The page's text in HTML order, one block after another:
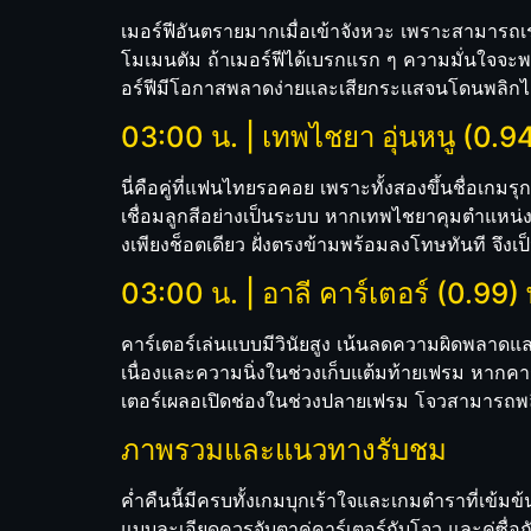
เมอร์ฟีอันตรายมากเมื่อเข้าจังหวะ เพราะสามา
โมเมนตัม ถ้าเมอร์ฟีได้เบรกแรก ๆ ความมั่นใจจะ
อร์ฟีมีโอกาสพลาดง่ายและเสียกระแสจนโดนพลิก
03:00 น. | เทพไชยา อุ่นหนู
นี่คือคู่ที่แฟนไทยรอคอย เพราะทั้งสองขึ้นชื่อเกมรุ
เชื่อมลูกสีอย่างเป็นระบบ หากเทพไชยาคุมตำแหน่
งเพียงช็อตเดียว ฝั่งตรงข้ามพร้อมลงโทษทันที จึ
03:00 น. | อาลี คาร์เตอร์ (0.99)
คาร์เตอร์เล่นแบบมีวินัยสูง เน้นลดความผิดพลาด
เนื่องและความนิ่งในช่วงเก็บแต้มท้ายเฟรม หาก
เตอร์เผลอเปิดช่องในช่วงปลายเฟรม โจวสามาร
ภาพรวมและแนวทางรับชม
ค่ำคืนนี้มีครบทั้งเกมบุกเร้าใจและเกมตำราที่เข้ม